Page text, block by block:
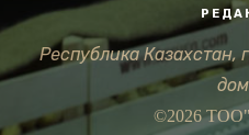
Республика Казахстан,
©2026